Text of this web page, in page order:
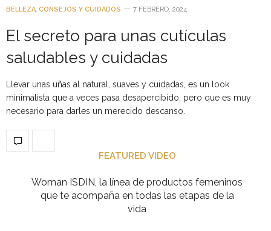
BELLEZA, CONSEJOS Y CUIDADOS 7 FEBRERO, 2024
El secreto para unas cutículas
saludables y cuidadas
Llevar unas uñas al natural, suaves y cuidadas, es un look
minimalista que a veces pasa desapercibido, pero que es muy
necesario para darles un merecido descanso.
FEATURED VIDEO
Woman ISDIN, la línea de productos femeninos
que te acompaña en todas las etapas de la
vida